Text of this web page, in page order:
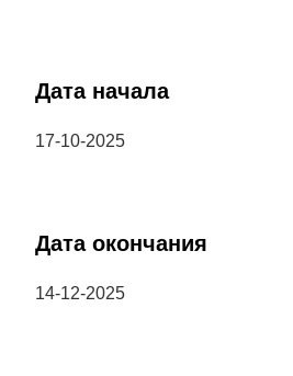
Дата начала
17-10-2025
Дата окончания
14-12-2025